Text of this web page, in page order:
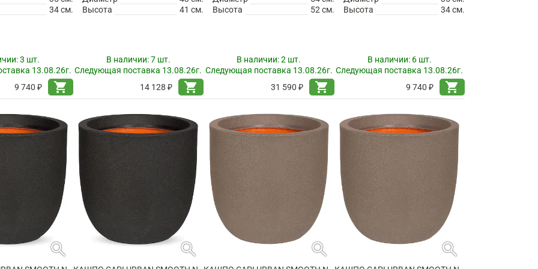
34 см.
3 шт.
13.08.26г.
9 740 ₽
shopping_cart
Высота
41 см.
В наличии:7 шт.
Следующая поставка 13.08.26г.
14 128 ₽
shopping_cart
Высота
52 см.
В наличии:2 шт.
Следующая поставка 13.08.26г.
31 590 ₽
shopping_cart
Высота
34 см.
В наличии: 6 шт.
Следующая поставка 13.08.26г.
9 740 ₽
shopping_cart
search search search search